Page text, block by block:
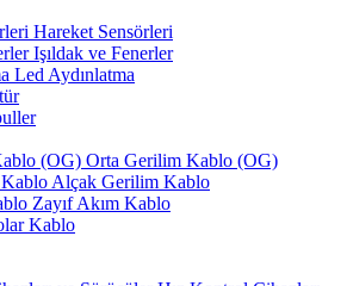
Hareket Sensörleri
Işıldak ve Fenerler
Led Aydınlatma
Orta Gerilim Kablo (OG)
Alçak Gerilim Kablo
Zayıf Akım Kablo
Kablo